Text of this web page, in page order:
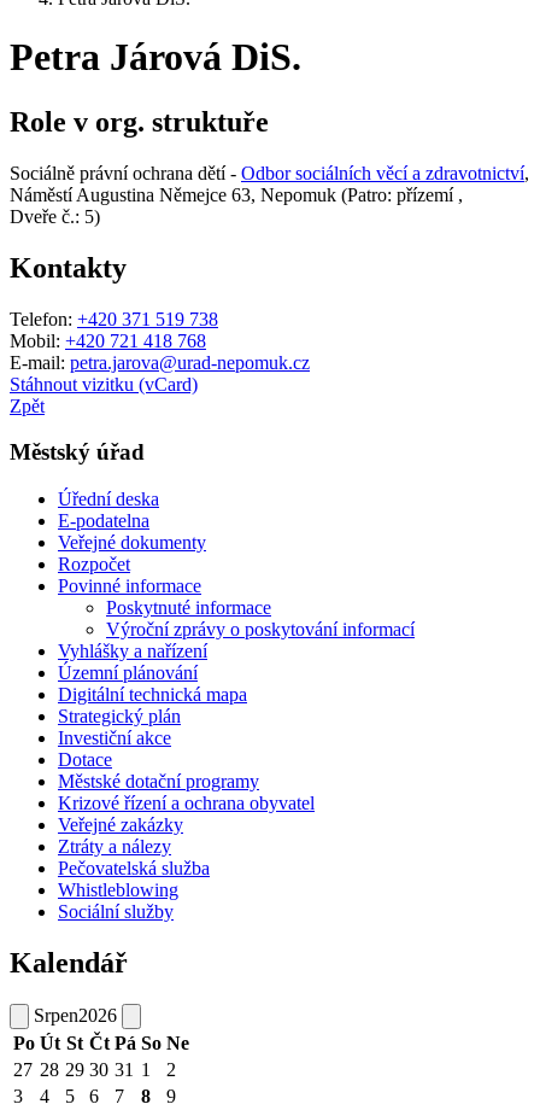
Petra Járová DiS.
Role v org. struktuře
Sociálně právní ochrana dětí - Odbor sociálních věcí a zdravotnictví,
Náměstí Augustina Němejce 63, Nepomuk (Patro: přízemí ,
Dveře č.: 5)
Kontakty
Telefon: +420 371 519 738
Mobil: +420 721 418 768
E-mail: petra.jarova@urad-nepomuk.cz
Stáhnout vizitku (vCard)
Zpět
Městský úřad
Úřední deska
E-podatelna
Veřejné dokumenty
Rozpočet
Povinné informace
Poskytnuté informace
Výroční zprávy o poskytování informací
Vyhlášky a nařízení
Územní plánování
Digitální technická mapa
Strategický plán
Investiční akce
Dotace
Městské dotační programy
Krizové řízení a ochrana obyvatel
Veřejné zakázky
Ztráty a nálezy
Pečovatelská služba
Whistleblowing
Sociální služby
Kalendář
Srpen2026
Po Út St Čt Pá So Ne
27 28 29 30 31 1
2
3
4 5 6 7 8
9